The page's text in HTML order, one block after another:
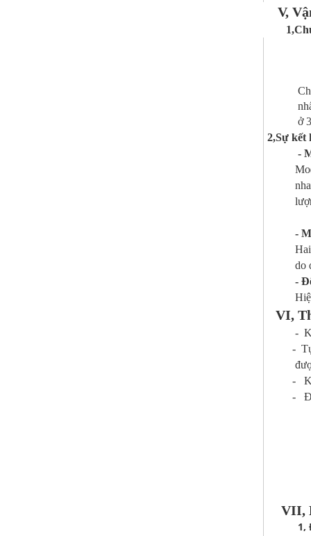
V,
Chế độ
nhất và
ở 3
2,Sự kết
-
-
do
-
VI,
- Khả
- Tự
- Kết
-
+
+
VII,
1,